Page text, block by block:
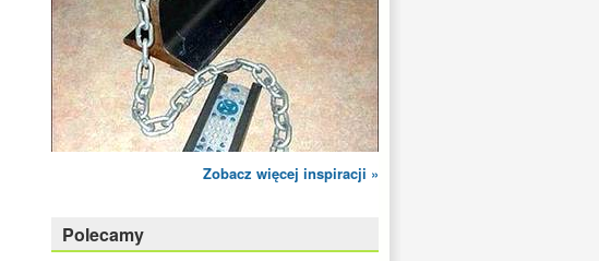
Zobacz więcej inspiracji »
Polecamy